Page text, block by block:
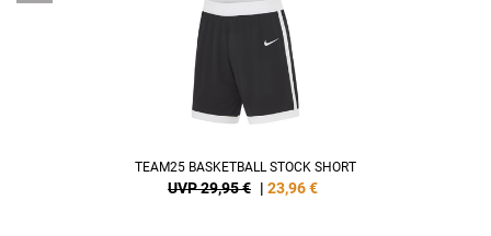
TEAM25 BASKETBALL STOCK SHORT
UVP 29,95 € | 23,96€